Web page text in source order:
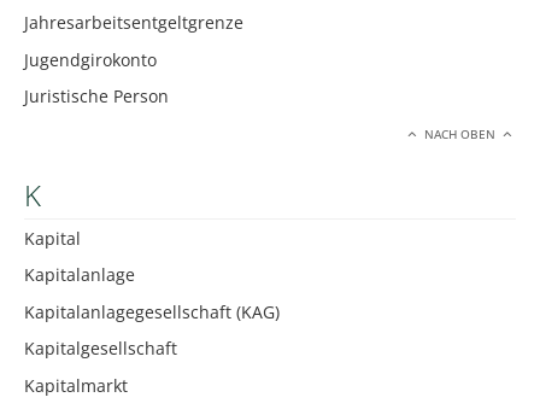
Jahresarbeitsentgeltgrenze
Jugendgirokonto
Juristische Person
NACH OBEN
K
Kapital
Kapitalanlage
Kapitalanlagegesellschaft (KAG)
Kapitalgesellschaft
Kapitalmarkt